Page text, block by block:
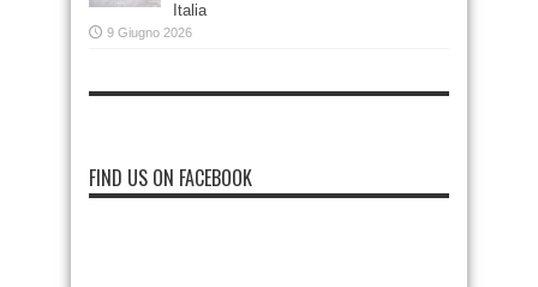
Italia
9 Giugno 2026
FIND US ON FACEBOOK